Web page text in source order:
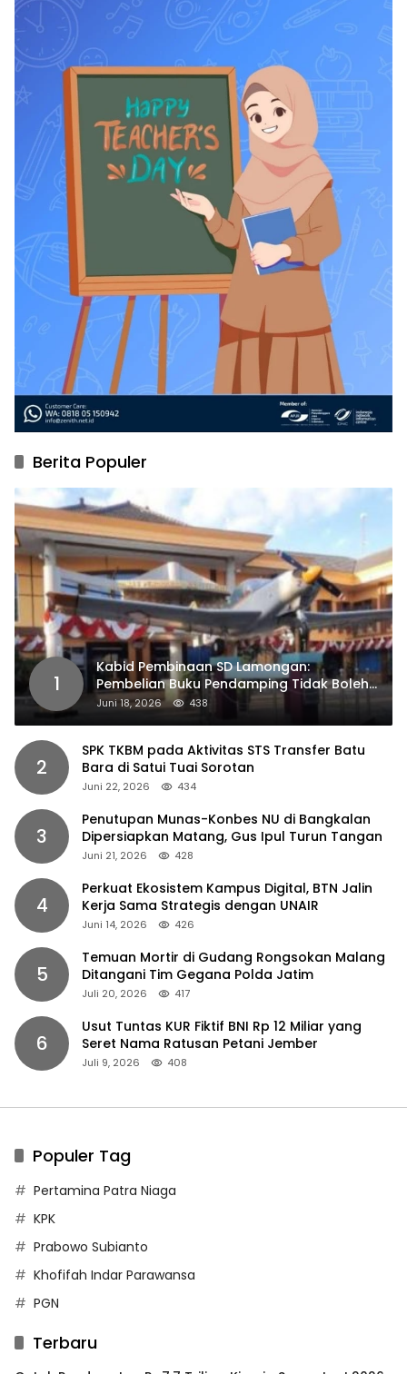
Berita Populer
1
Kabid Pembinaan SD Lamongan:
Pembelian Buku Pendamping Tidak Boleh
Dipaksakan
Juni 18, 2026 438
2
SPK TKBM pada Aktivitas STS Transfer Batu
Bara di Satui Tuai Sorotan
Juni 22, 2026 434
3
Penutupan Munas-Konbes NU di Bangkalan
Dipersiapkan Matang, Gus Ipul Turun Tangan
Juni 21, 2026 428
4
Perkuat Ekosistem Kampus Digital, BTN Jalin
Kerja Sama Strategis dengan UNAIR
Juni 14, 2026 426
5
Temuan Mortir di Gudang Rongsokan Malang
Ditangani Tim Gegana Polda Jatim
Juli 20, 2026 417
6
Usut Tuntas KUR Fiktif BNI Rp 12 Miliar yang
Seret Nama Ratusan Petani Jember
Juli 9, 2026 408
Populer Tag
Pertamina Patra Niaga
KPK
Prabowo Subianto
Khofifah Indar Parawansa
PGN
Terbaru